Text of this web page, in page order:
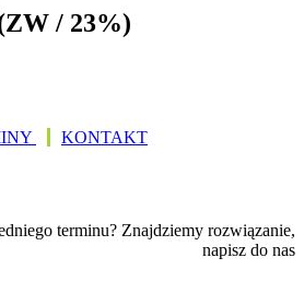
/ 23%)
KONTAKT
terminu? Znajdziemy rozwiązanie,
napisz do nas